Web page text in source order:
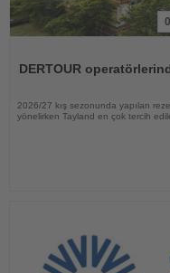
DERTOUR
2026/27 kış sezonunda yapılan
yönelirken Tayland en çok tercih